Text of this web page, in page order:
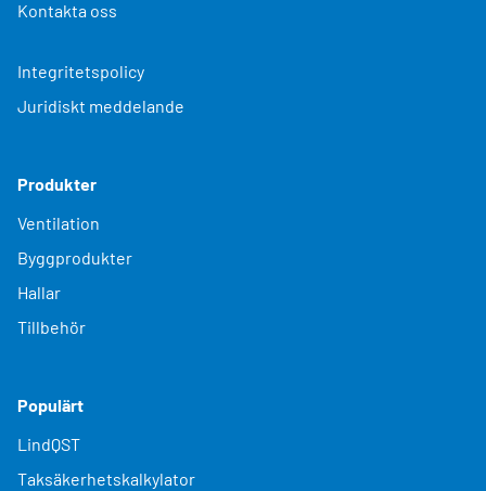
Kontakta oss
Integritetspolicy
Juridiskt meddelande
Produkter
Ventilation
Byggprodukter
Hallar
Tillbehör
Populärt
LindQST
Taksäkerhetskalkylator